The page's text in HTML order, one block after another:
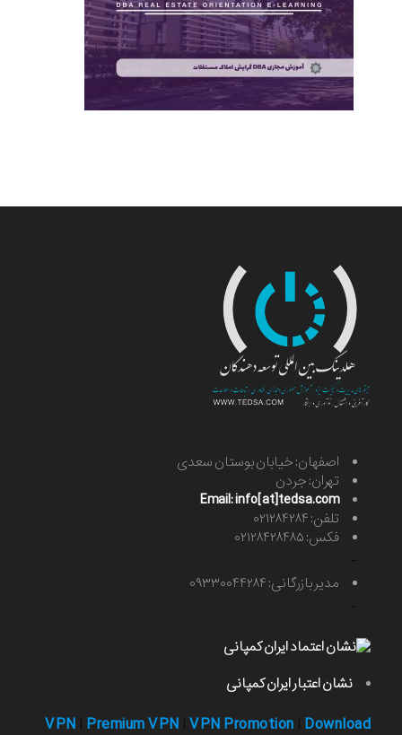
اصفهان: خیابان بوستان سعدی
تهران: جردن
Email: info[at]tedsa.com
تلفن: ۰۲۱۲۸۴۲۸۴
فکس: ۰۲۱۲۸۴۲۸۴۸۵
مدیر بازرگانی: ۰۹۳۳۰۰۴۴۲۸۴
نشان اعتبار ایران کمپانی
VPN Premium VPN VPN Promotion Download